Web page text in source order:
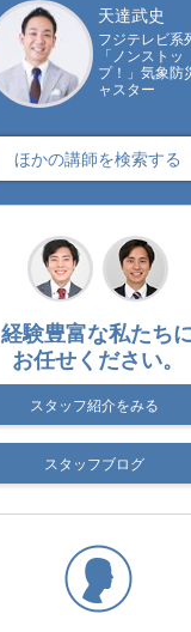
天達武史
フジテレビ系
「ノンストッ
プ！」気象防
ャスター
ほかの講師を検索する
経験豊富な私たち
お任せください。
スタッフ紹介をみる
スタッフブログ